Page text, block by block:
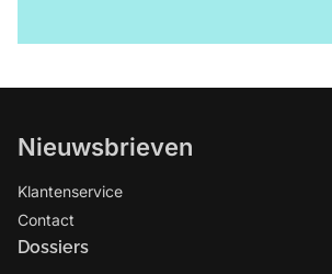
Nieuwsbrieven
Klantenservice
Contact
Dossiers